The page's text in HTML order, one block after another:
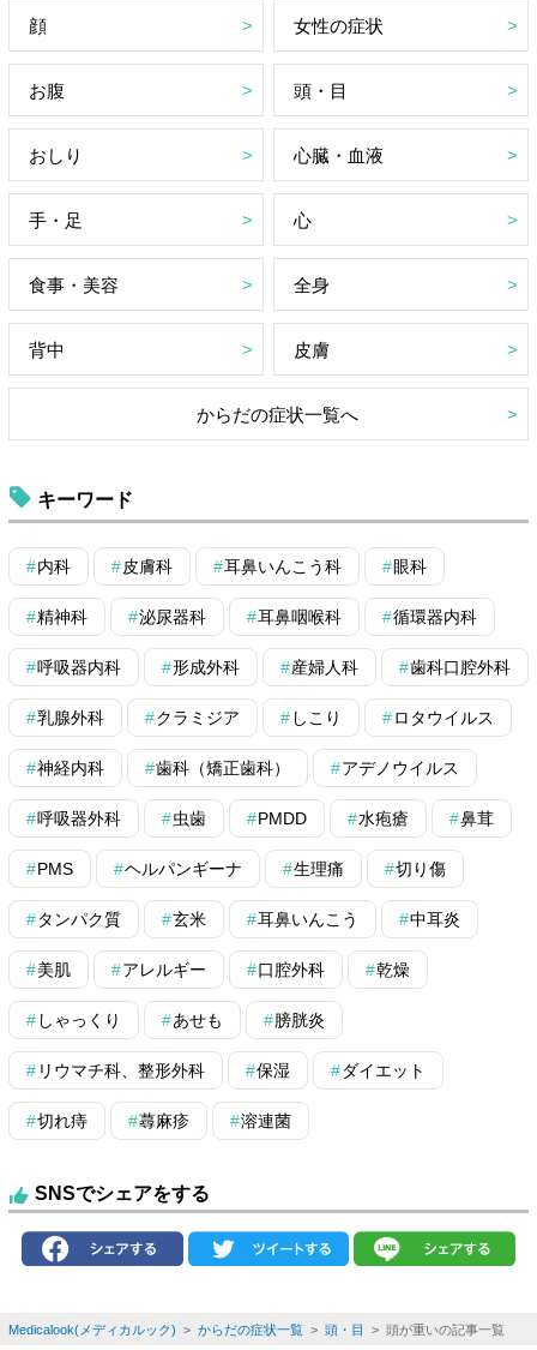
顔 女性の症状
お腹 頭・目
おしり 心臓・血液
手・足 心
食事・美容 全身
背中 皮膚
からだの症状一覧へ
キーワード
内科 皮膚科 耳鼻いんこう科 眼科
精神科 泌尿器科 耳鼻咽喉科 循環器内科
呼吸器内科 形成外科 産婦人科 歯科口腔外科
乳腺外科 クラミジア しこり ロタウイルス
神経内科 歯科（矯正歯科） アデノウイルス
呼吸器外科 虫歯 PMDD 水疱瘡 鼻茸
PMS ヘルパンギーナ 生理痛 切り傷
タンパク質 玄米 耳鼻いんこう 中耳炎
美肌 アレルギー 口腔外科 乾燥
しゃっくり あせも 膀胱炎
リウマチ科、整形外科 保湿 ダイエット
切れ痔 蕁麻疹 溶連菌
SNSでシェアをする
Medicalook(メディカルック) > からだの症状一覧> 頭・目 > 頭が重いの記事一覧